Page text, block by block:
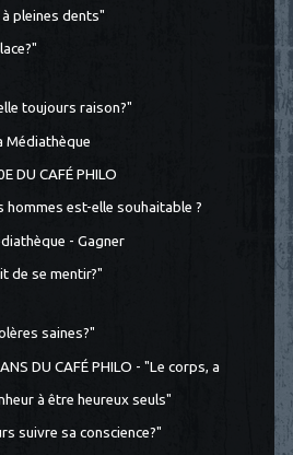
pleines dents"
toujours raison?"
Médiathèque
DU CAFÉ PHILO
hommes est-elle souhaitable ?
- Gagner
de se mentir?"
saines?"
DU CAFÉ PHILO - "Le corps, a
à être heureux seuls"
suivre sa conscience?"